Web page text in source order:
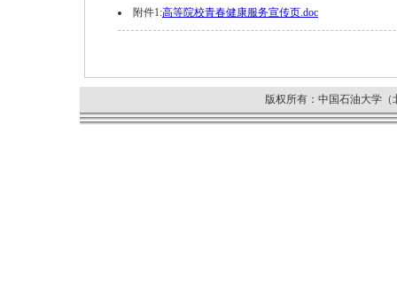
附件1:高等院校青春健康服务宣传页.doc
版权所有：中国石油大学